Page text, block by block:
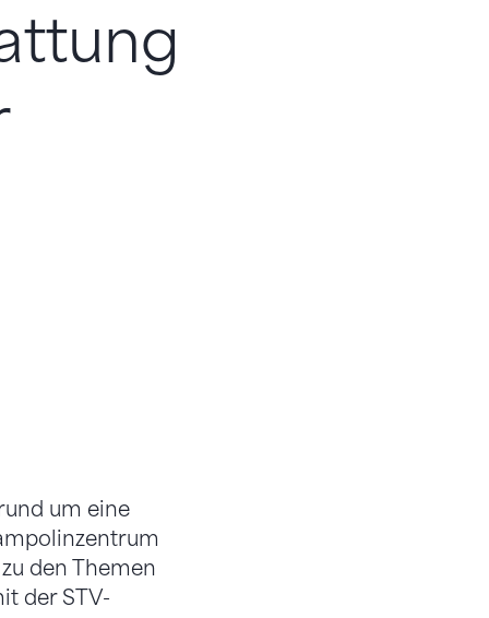
um eine
den Themen
der STV-